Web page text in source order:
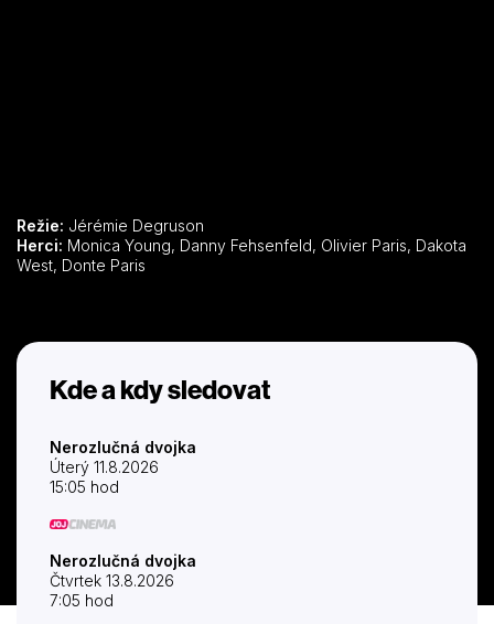
Režie: Jérémie Degruson
Herci:
West, Donte Paris
Kde a kdy sledovat
Nerozlučná dvojka
Úterý 11.8.2026
15:05 hod
Nerozlučná dvojka
Čtvrtek 13.8.2026
7:05 hod